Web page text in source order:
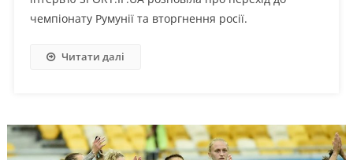
чемпіонату Румунії та вторгнення росії.
Читати далі